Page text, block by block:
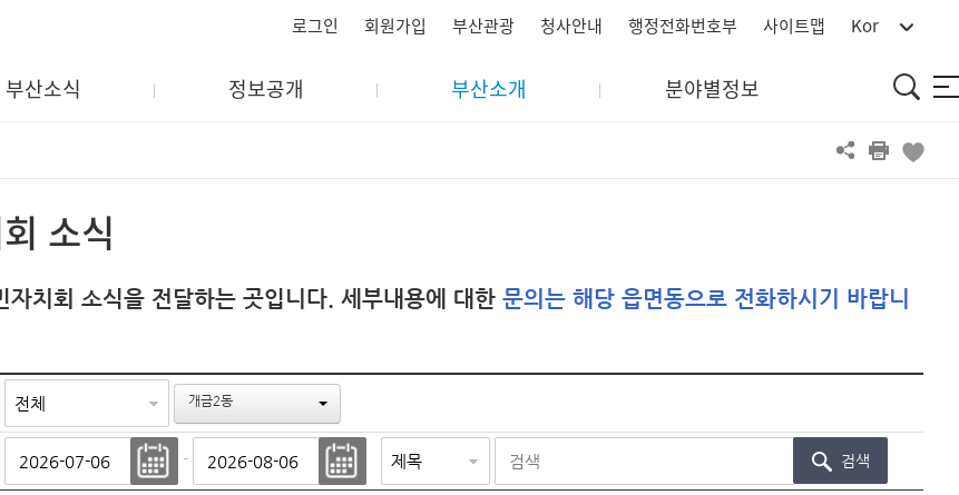
로그인 회원가입 부산관광 청사안내 행정전화번호부 사이트맵 Kor
부산소식 정보공개 부산소개 분야별정보
통
합
색
사
소식
치회 소식을 전달하는 곳입니다. 세부내용에 대한 문의는 해당 읍면동으로 전화하시기 바랍니
개금2동
- 검색